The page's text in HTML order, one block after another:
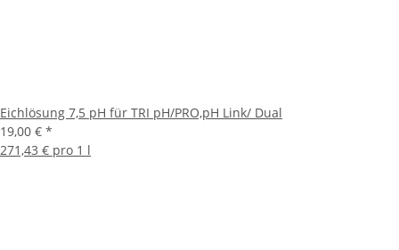
Eichlösung 7,5 pH für TRI pH/PRO,pH Link/ Dual
19,00 € *
271,43 € pro 1 l